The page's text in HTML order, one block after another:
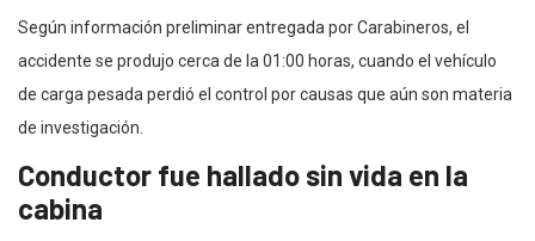
Según información preliminar entregada por Carabineros, el
accidente se produjo cerca de la 01:00 horas, cuando el vehículo
de carga pesada perdió el control por causas que aún son materia
de investigación.
Conductor fue hallado sin vida en la
cabina